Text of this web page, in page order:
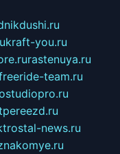
kraft-you.ru
rastenuya.ru
team.ru
news.ru